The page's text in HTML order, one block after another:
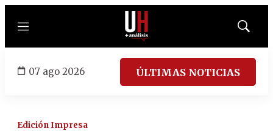
Menú
Mostrar
07 ago 2026 ÚLTIMAS NOTICIAS
Edición Impresa